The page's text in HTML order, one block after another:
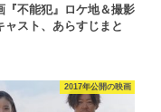
『不能犯』ロケ地＆撮影
ャスト、あらすじまと
2017年公開の映画